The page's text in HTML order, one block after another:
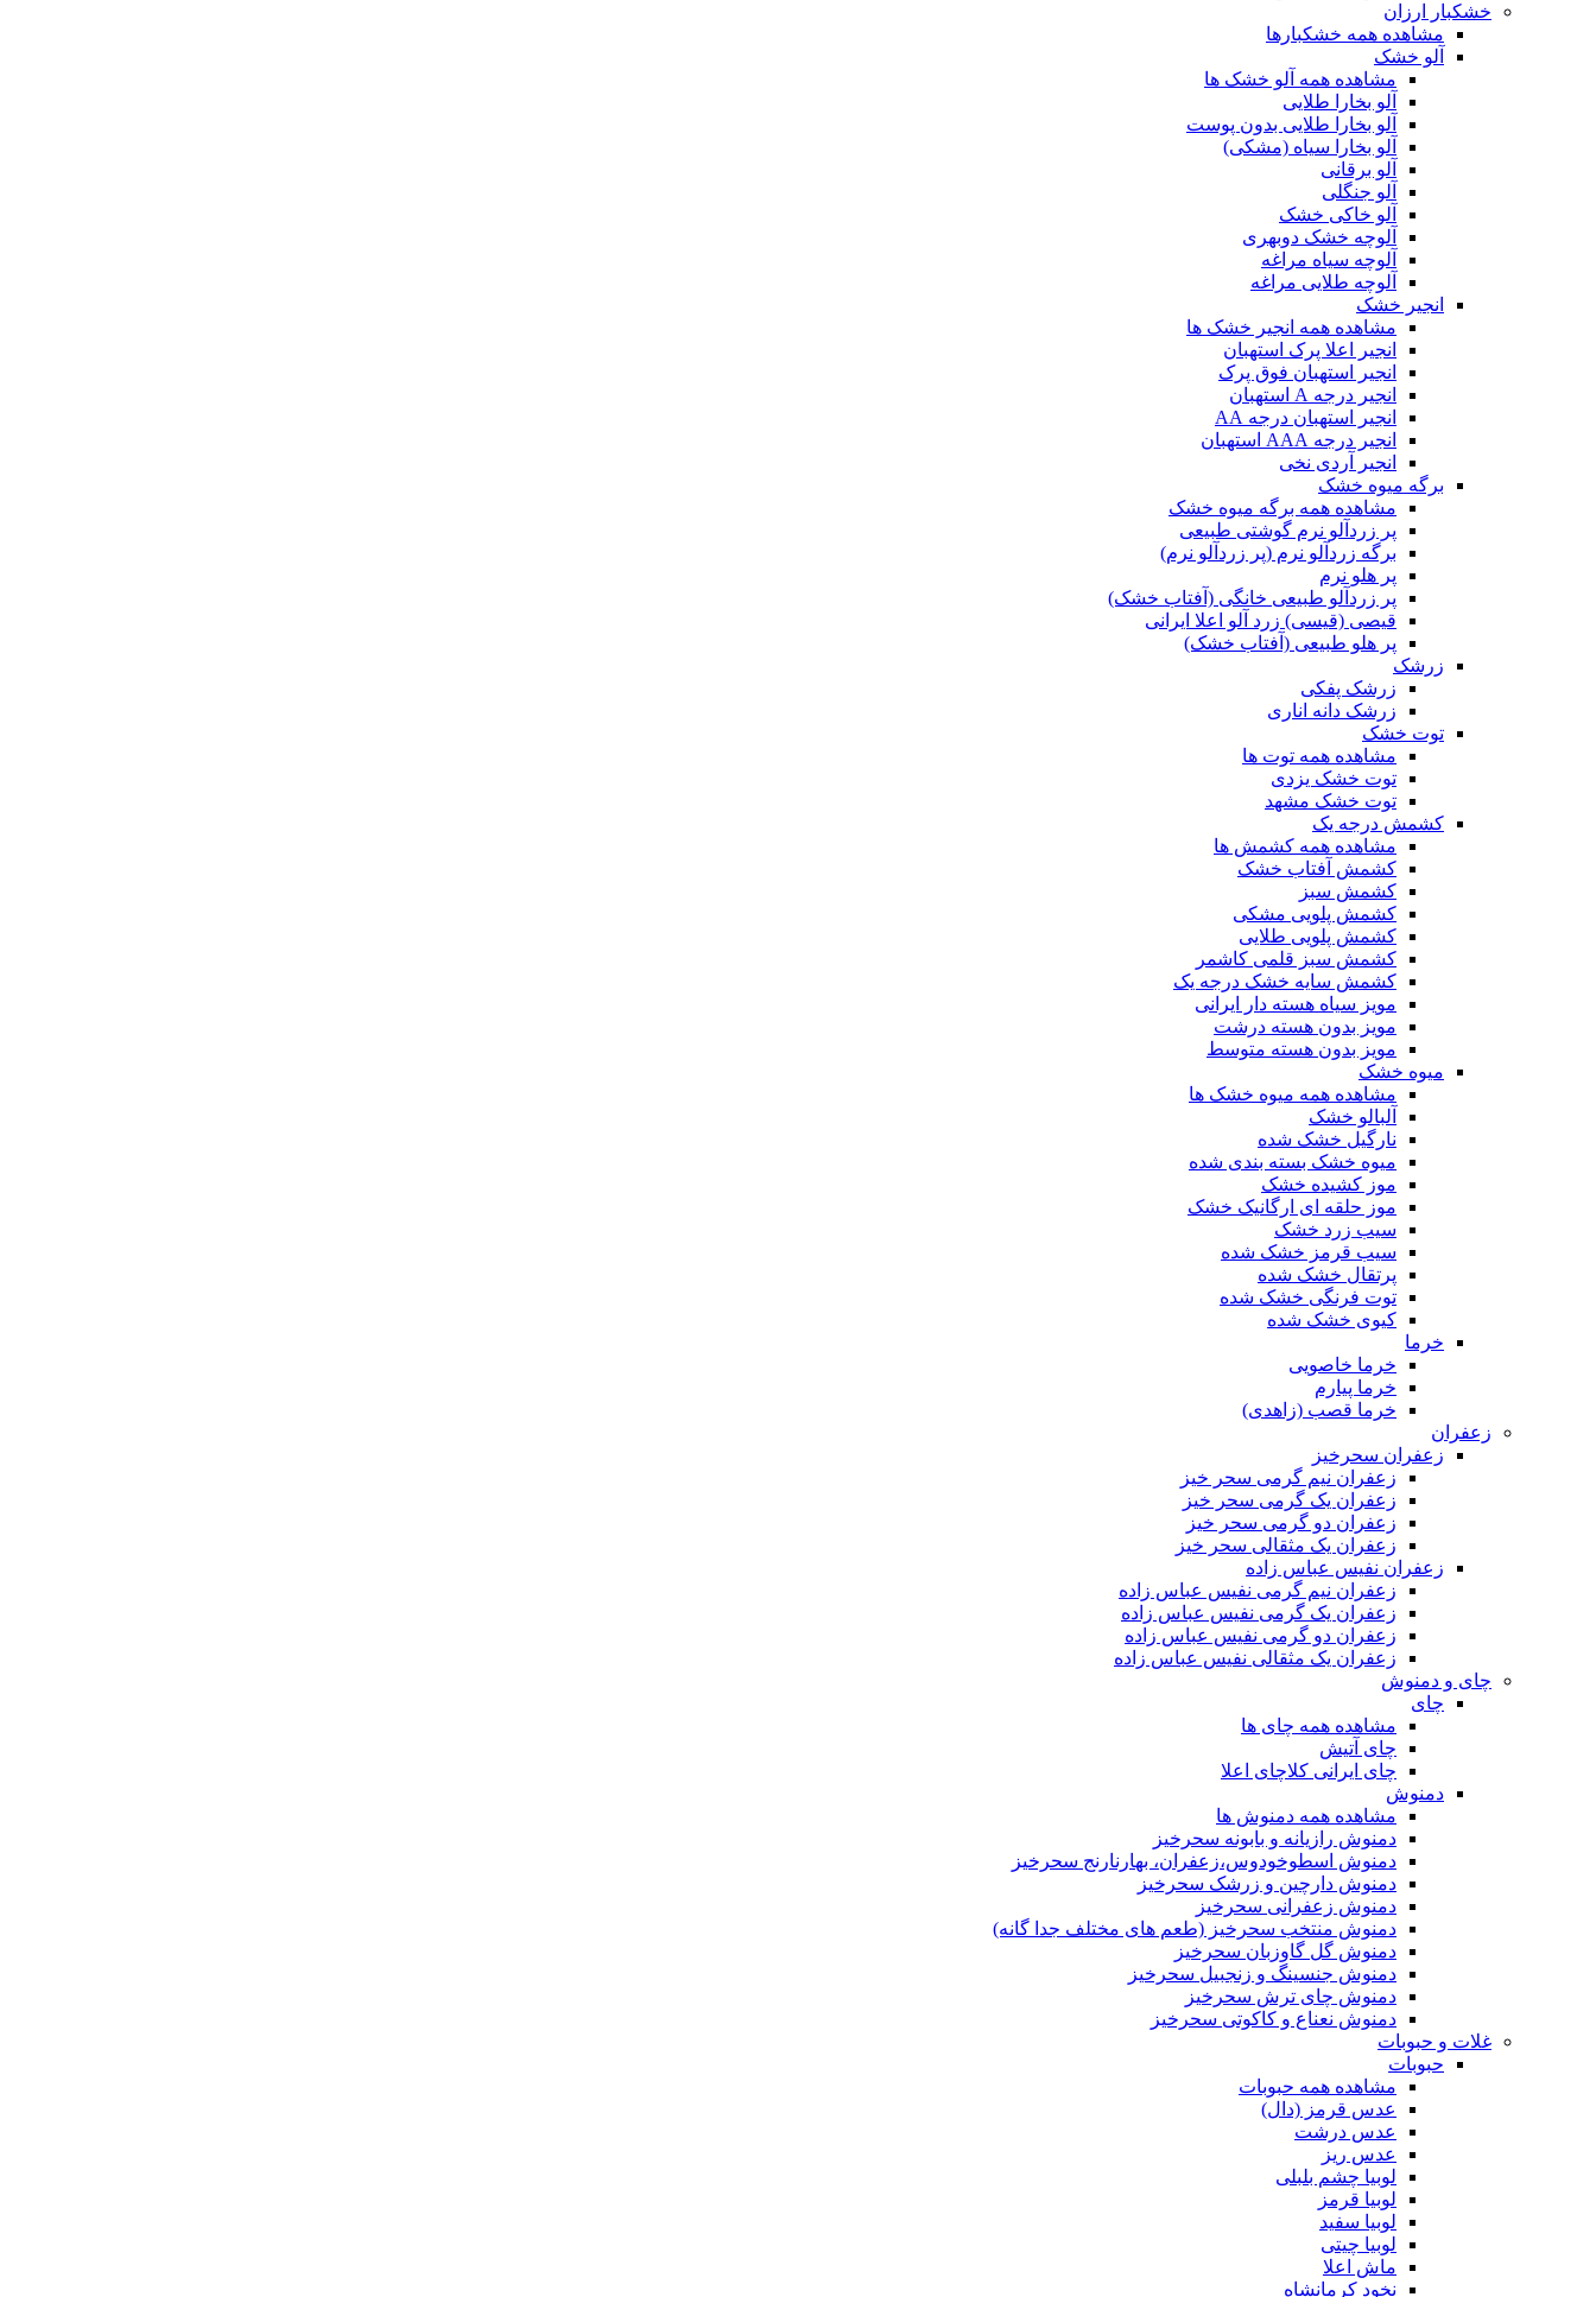
خشکبار ارزان
مشاهده همه خشکبارها
آلو خشک
مشاهده همه آلو خشک ها
آلو بخارا طلایی
آلو بخارا طلایی بدون پوست
آلو بخارا سیاه (مشکی)
آلو برقانی
آلو جنگلی
آلو خاکی خشک
آلوچه خشک دوبهری
آلوچه سیاه مراغه
آلوچه طلایی مراغه
انجیر خشک
مشاهده همه انجیر خشک ها
انجیر اعلا پرک استهبان
انجیر استهبان فوق پرک
انجیر درجه A استهبان
انجیر استهبان درجه AA
انجیر درجه AAA استهبان
انجیر آردی نخی
برگه میوه خشک
مشاهده همه برگه میوه خشک
پر زردآلو نرم گوشتی طبیعی
برگه زردآلو نرم (پر زردآلو نرم)
پر هلو نرم
پر زردآلو طبیعی خانگی (آفتاب خشک)
قیصی (قیسی) زرد آلو اعلا ایرانی
پر هلو طبیعی (آفتاب خشک)
زرشک
زرشک پفکی
زرشک دانه اناری
توت خشک
مشاهده همه توت ها
توت خشک یزدی
توت خشک مشهد
کشمش درجه یک
مشاهده همه کشمش ها
کشمش آفتاب خشک
کشمش سبز
کشمش پلویی مشکی
کشمش پلویی طلایی
کشمش سبز قلمی کاشمر
کشمش سایه خشک درجه یک
مویز سیاه هسته دار ایرانی
مویز بدون هسته درشت
مویز بدون هسته متوسط
میوه خشک
مشاهده همه میوه خشک ها
آلبالو خشک
نارگیل خشک شده
میوه خشک بسته بندی شده
موز کشیده خشک
موز حلقه ای ارگانیک خشک
سیب زرد خشک
سیب قرمز خشک شده
پرتقال خشک شده
توت فرنگی خشک شده
کیوی خشک شده
خرما
خرما خاصویی
خرما پیارم
خرما قصب (زاهدی)
زعفران
زعفران سحرخیز
زعفران نیم گرمی سحر خیز
زعفران یک گرمی سحر خیز
زعفران دو گرمی سحر خیز
زعفران یک مثقالی سحر خیز
زعفران نفیس عباس زاده
زعفران نیم گرمی نفیس عباس زاده
زعفران یک گرمی نفیس عباس زاده
زعفران دو گرمی نفیس عباس زاده
زعفران یک مثقالی نفیس عباس زاده
چای و دمنوش
چای
مشاهده همه چای ها
چای آتیش
چای ایرانی کلاچای اعلا
دمنوش
مشاهده همه دمنوش ها
دمنوش رازیانه و بابونه سحرخیز
دمنوش اسطوخودوس،زعفران، بهارنارنج سحرخیز
دمنوش دارچین و زرشک سحرخیز
دمنوش زعفرانی سحرخیز
دمنوش منتخب سحرخیز (طعم های مختلف جدا گانه)
دمنوش گل گاوزبان سحرخیز
دمنوش جنسینگ و زنجبیل سحرخیز
دمنوش چای ترش سحرخیز
دمنوش نعناع و کاکوتی سحرخیز
غلات و حبوبات
حبوبات
مشاهده همه حبوبات
عدس قرمز (دال)
عدس درشت
عدس ریز
لوبیا چشم بلبلی
لوبیا قرمز
لوبیا سفید
لوبیا چیتی
ماش اعلا
نخود کرمانشاه